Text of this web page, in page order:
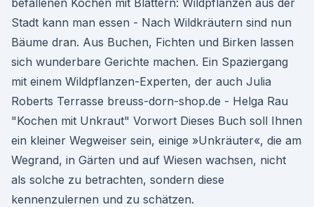
befallenen Kochen mit Blättern: Wildpflanzen aus der
Stadt kann man essen - Nach Wildkräutern sind nun
Bäume dran. Aus Buchen, Fichten und Birken lassen
sich wunderbare Gerichte machen. Ein Spaziergang
mit einem Wildpflanzen-Experten, der auch Julia
Roberts Terrasse breuss-dorn-shop.de - Helga Rau
"Kochen mit Unkraut" Vorwort Dieses Buch soll Ihnen
ein kleiner Wegweiser sein, einige »Unkräuter«, die am
Wegrand, in Gärten und auf Wiesen wachsen, nicht
als solche zu betrachten, sondern diese
kennenzulernen und zu schätzen.